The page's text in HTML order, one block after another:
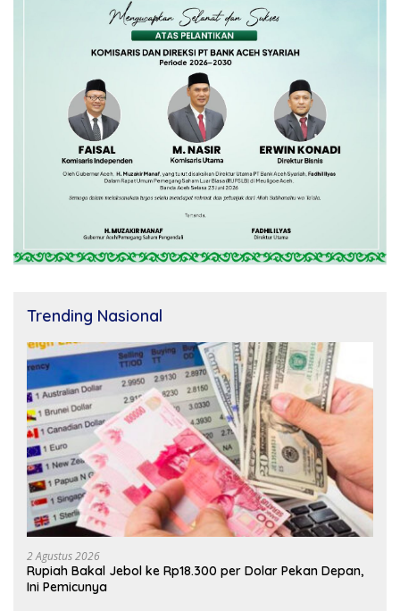
Trending Nasional
2 Agustus 2026
Rupiah Bakal Jebol ke Rp18.300 per Dolar Pekan Depan,
Ini Pemicunya